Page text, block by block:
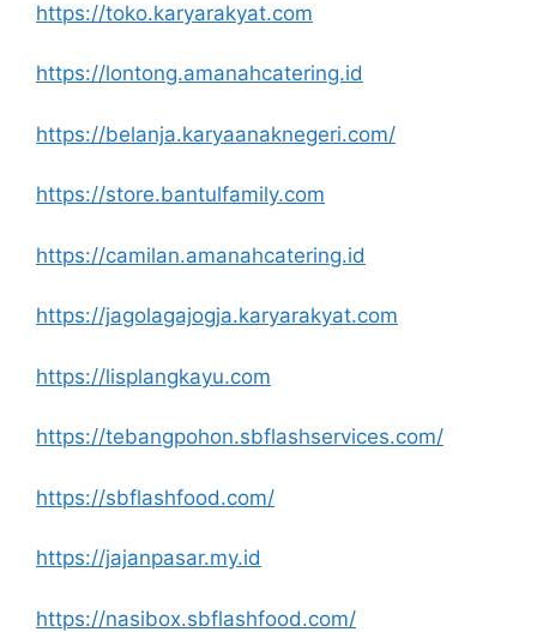
https://toko.karyarakyat.com
https://lontong.amanahcatering.id
https://belanja.karyaanaknegeri.com/
https://store.bantulfamily.com
https://camilan.amanahcatering.id
https://jagolagajogja.karyarakyat.com
https://lisplangkayu.com
https://tebangpohon.sbflashservices.com/
https://sbflashfood.com/
https://jajanpasar.my.id
https://nasibox.sbflashfood.com/